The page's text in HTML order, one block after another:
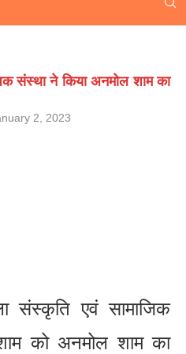
संस्था ने किया अनमोल शाम का
2, 2023
संस्कृति एवं सामाजिक
को अनमोल शाम का